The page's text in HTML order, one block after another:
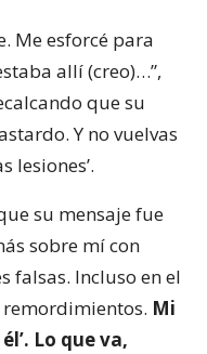
Me esforcé para
allí (creo)…”,
que su
Y no vuelvas
lesiones’.
su mensaje fue
sobre mí con
falsas. Incluso en el
Mi
Lo que va,